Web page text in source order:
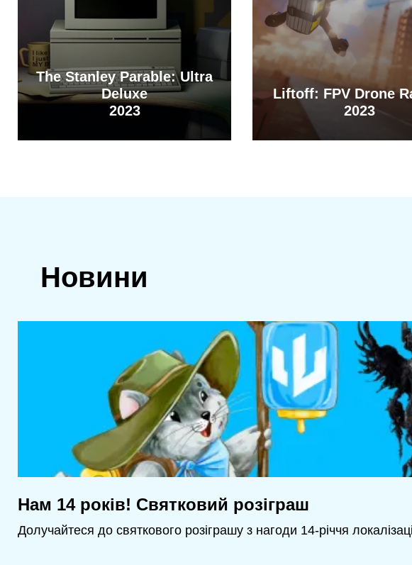
The Stanley Parable: Ultra
Deluxe
2023
Liftoff: FPV Drone
2023
Новини
Нам 14 років! Святковий розіграш
Долучайтеся до святкового розіграшу з нагоди 14-річчя